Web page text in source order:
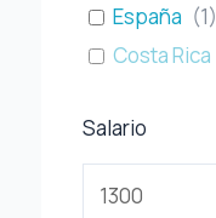
España (1)
Costa Rica
Salario